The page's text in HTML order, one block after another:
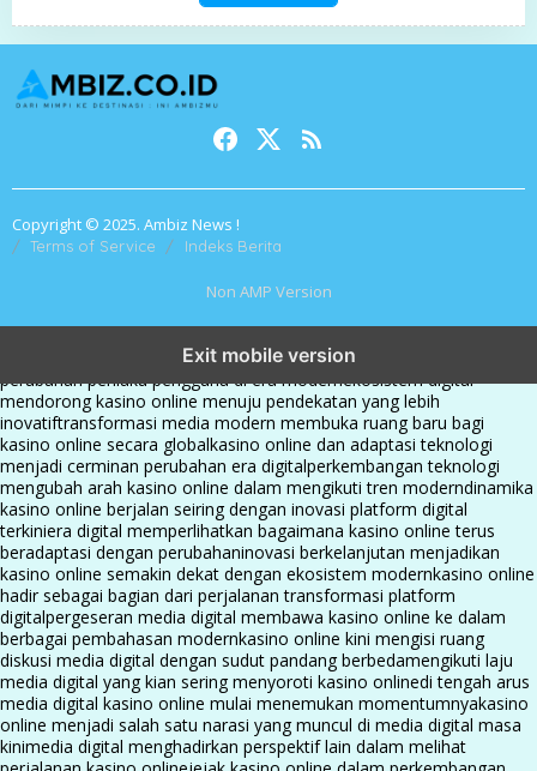
Copyright © 2025. Ambiz News !
Terms of Service Indeks Berita
Non AMP Version
Exit mobile version
perkembangan kasino online mencerminkan
perubahan perilaku pengguna di era modernekosistem digital
mendorong kasino online menuju pendekatan yang lebih
inovatiftransformasi media modern membuka ruang baru bagi
kasino online secara globalkasino online dan adaptasi teknologi
menjadi cerminan perubahan era digitalperkembangan teknologi
mengubah arah kasino online dalam mengikuti tren moderndinamika
kasino online berjalan seiring dengan inovasi platform digital
terkiniera digital memperlihatkan bagaimana kasino online terus
beradaptasi dengan perubahaninovasi berkelanjutan menjadikan
kasino online semakin dekat dengan ekosistem modernkasino online
hadir sebagai bagian dari perjalanan transformasi platform
digitalpergeseran media digital membawa kasino online ke dalam
berbagai pembahasan modernkasino online kini mengisi ruang
diskusi media digital dengan sudut pandang berbedamengikuti laju
media digital yang kian sering menyoroti kasino onlinedi tengah arus
media digital kasino online mulai menemukan momentumnyakasino
online menjadi salah satu narasi yang muncul di media digital masa
kinimedia digital menghadirkan perspektif lain dalam melihat